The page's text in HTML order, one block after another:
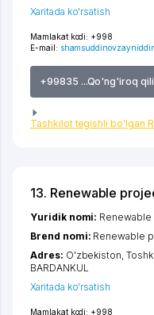
Mamlakat kodi: +998
E-mail:
+99835 ...Qo'ng'iroq
Tashkilot tegishli bo'lgan
Xaritada ko'rsatish
13. Renewable
Mamlakat kodi: +998
Yuridik nomi:
Brend nomi: Renewable
Adres: O'zbekiston,
BARDANKUL
Xaritada ko'rsatish